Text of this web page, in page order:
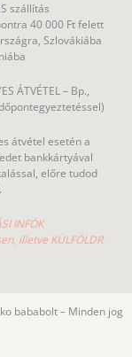
szállítás
40 000 Ft felett
Szlovákiába
ÁTVÉTEL – Bp.,
átvétel esetén a
bankkártyával
előre tudod
INFÓK
illetve KÜLFÖLDR
bababolt – Minden jog